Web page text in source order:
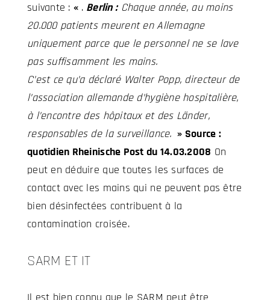
suivante : « . Berlin :Chaque année, au moins
20.000 patients meurent en Allemagne
uniquement parce que le personnel ne se lave
pas suffisamment les mains.
C’est ce qu’a déclaré Walter Popp, directeur de
l’association allemande d’hygiène hospitalière,
à l’encontre des hôpitaux et des Länder,
responsables de la surveillance. » Source :
quotidien Rheinische Post du 14.03.2008 On
peut en déduire que toutes les surfaces de
contact avec les mains qui ne peuvent pas être
bien désinfectées contribuent à la
contamination croisée.
SARM ET IT